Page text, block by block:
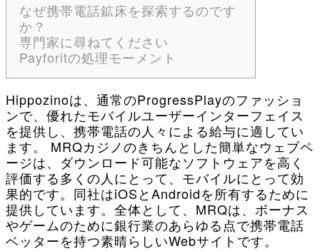
なぜ携帯電話鉱床を探索するのです
か？
専門家に尋ねてください
Payforitの処理モーメント
Hippozinoは、通常のProgressPlayのファッショ
ンで、優れたモバイルユーザーインターフェイス
を提供し、携帯電話の人々による給与に適してい
ます。 MRQカジノのきちんとした簡単なウェブペ
ージは、ダウンロード可能なソフトウェアを高く
評価する多くの人にとって、モバイルにとって効
果的です。同社はiOSとAndroidを所有するために
提供しています。全体として、MRQは、ボーナス
やゲームのために銀行業のあらゆる点で携帯電話
ベッターを持つ素晴らしいWebサイトです。